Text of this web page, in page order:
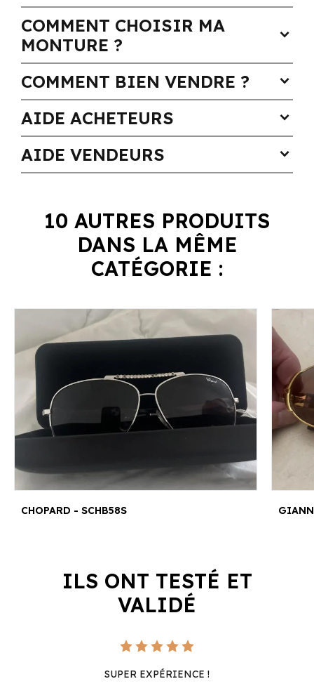
COMMENT CHOISIR MA
MONTURE ?
expand_more
COMMENT BIEN VENDRE ? expand_more
AIDE ACHETEURS expand_more
AIDE VENDEURS expand_more
10 AUTRES PRODUITS
DANS LA MÊME
CATÉGORIE :
CHOPARD - SCHB58S
ILS ONT TESTÉ ET
VALIDÉ
SUPER EXPÉRIENCE !